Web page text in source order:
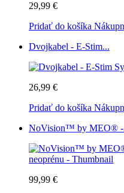
29,99 €
Pridať do košíka
Dvojkabel - E-Stim...
26,99 €
Pridať do košíka
NoVision™ by MEO® -
99,99 €